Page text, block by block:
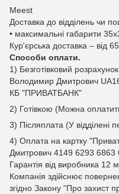
Meest
Доставка до відділень чи
• максимальні габарити
Кур'єрська доставка – від 65
Способи оплати.
1) Безготівковий
Володимир Дмитрович
КБ "ПРИВАТБАНК"
2) Готівкою (Можна
3) Післяплата (У відділені
4) Оплата на картку
Дмитрович 4149 6293 6863
Гарантія від виробника 12
Компанія здійснює
згідно Закону "Про захист